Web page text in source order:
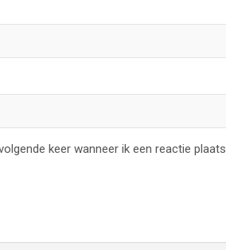
keer wanneer ik een reactie plaats.